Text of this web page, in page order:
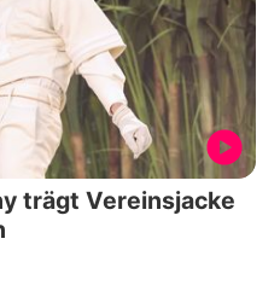
trägt Vereinsjacke